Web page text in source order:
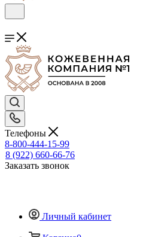
Телефоны
8-800-444-15-99
8 (922) 660-66-76
Заказать звонок
Личный кабинет